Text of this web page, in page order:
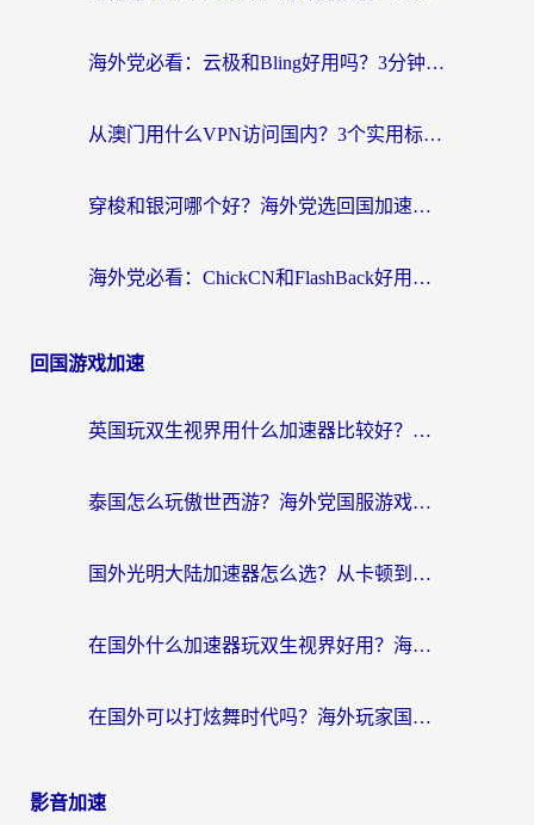
海外党必看：云极和Bling好用吗？3分钟教你选对回国加速器
从澳门用什么VPN访问国内？3个实用标准帮你避开坑，无缝刷剧听歌
穿梭和银河哪个好？海外党选回国加速器的避坑指南，附番茄加速器实测体验
海外党必看：ChickCN和FlashBack好用吗？3招教你选对回国加速器（附云极、HomeCN、斧牛vs艾果对比）
回国游戏加速
英国玩双生视界用什么加速器比较好？海外党亲测有效的国服游戏加速方案
泰国怎么玩傲世西游？海外党国服游戏加速终极攻略（附光明大陆量子特攻实测）
国外光明大陆加速器怎么选？从卡顿到丝滑的终极指南（含德国玩走开外星人墨西哥玩俄罗斯方块技巧）
在国外什么加速器玩双生视界好用？海外党亲测不踩坑的终极指南
在国外可以打炫舞时代吗？海外玩家国服游戏加速全攻略（附实测推荐）
影音加速